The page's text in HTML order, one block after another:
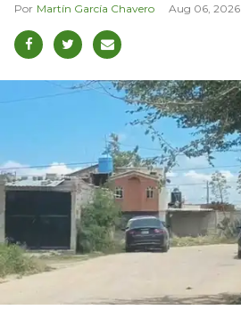
Martín García Chavero Aug 06, 2026